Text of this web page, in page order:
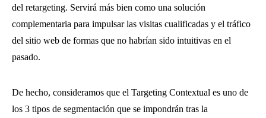
del retargeting. Servirá más bien como una solución
complementaria para impulsar las visitas cualificadas y el tráfico
del sitio web de formas que no habrían sido intuitivas en el
pasado.
De hecho, consideramos que el Targeting Contextual es uno de
los 3 tipos de segmentación que se impondrán tras la